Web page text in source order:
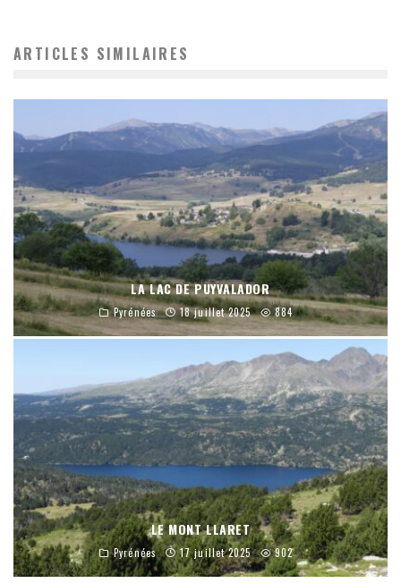
ARTICLES SIMILAIRES
LA LAC DE PUYVALADOR
Pyrénées 18 juillet 2025 884
LE MONT LLARET
Pyrénées 17 juillet 2025 902